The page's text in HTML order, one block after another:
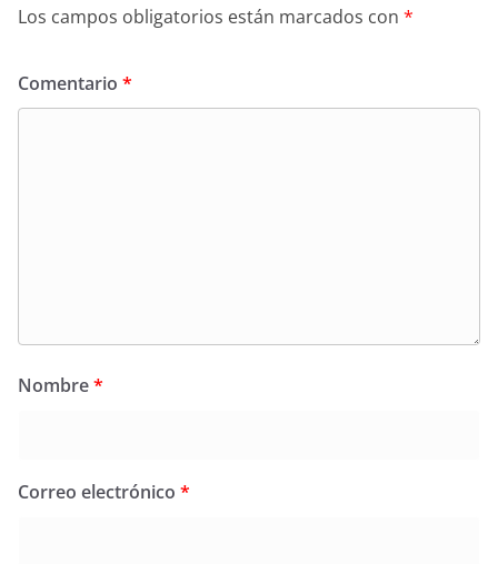
Los campos obligatorios están marcados con *
Comentario *
Nombre*
Correo electrónico *